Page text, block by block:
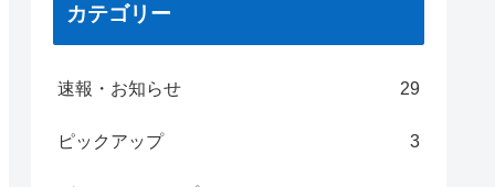
カテゴリー
速報・お知らせ 29
ピックアップ 3